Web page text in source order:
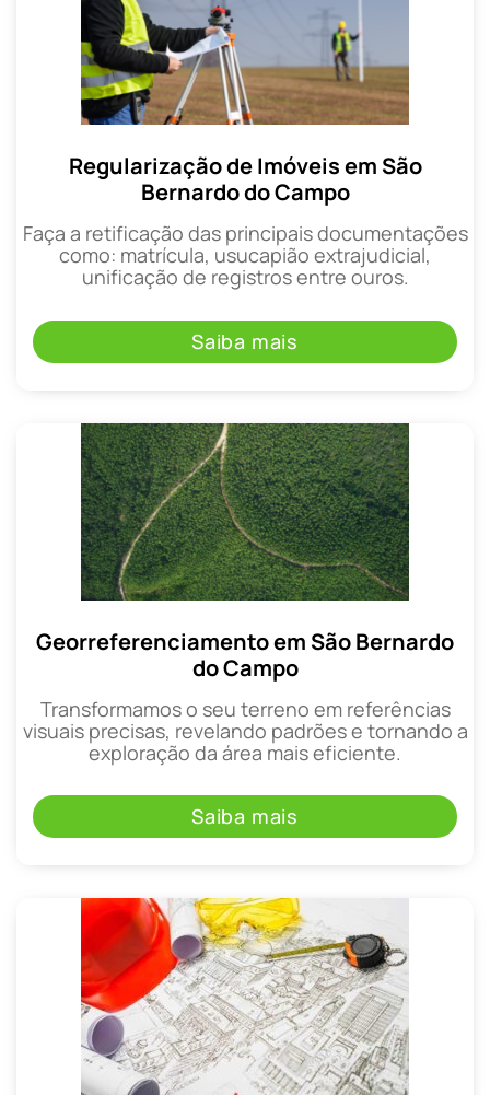
Regularização de Imóveis em São
Bernardo do Campo
Faça a retificação das principais documentações
como: matrícula, usucapião extrajudicial,
unificação de registros entre ouros.
Saiba mais
Georreferenciamento em São Bernardo
do Campo
Transformamos o seu terreno em referências
visuais precisas, revelando padrões e tornando a
exploração da área mais eficiente.
Saiba mais